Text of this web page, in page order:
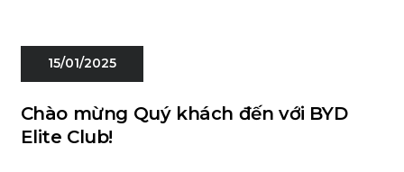
15/01/2025
Chào mừng Quý khách đến với BYD
Elite Club!